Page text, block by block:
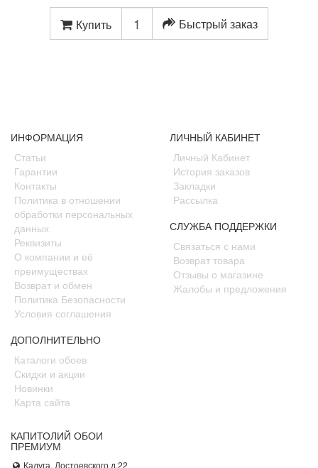
Купить Быстрый заказ
ИНФОРМАЦИЯ
Статьи
Гарантии
Контакты
Политика в отношении
обработки персональных
данных
Реквизиты
О компании и её
преимуществах
Возврат и обмен
Политика Безопасности
Условия соглашения
ДОПОЛНИТЕЛЬНО
Каталоги обоев
Скидки и акции
Новинки
Карта сайта
ЛИЧНЫЙ КАБИНЕТ
Личный Кабинет
История заказов
Закладки
Рассылка
СЛУЖБА ПОДДЕРЖКИ
Связаться с нами
Возврат товара
Отзывы о магазине
Жалобы и предложения
КАПИТОЛИЙ ОБОИ
ПРЕМИУМ
Калуга, Достоевского д.22